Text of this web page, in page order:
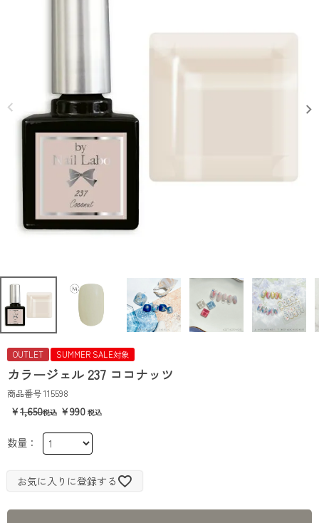
OUTLET SUMMER SALE対象
カラージェル 237 ココナッツ
商品番号115598
1,650 990
お気に入りに登録する